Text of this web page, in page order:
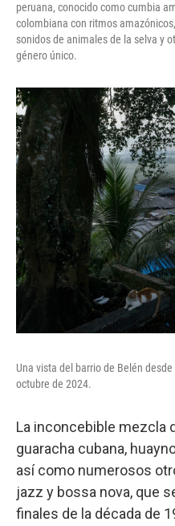
peruana, conocido como cumbia
colombiana con ritmos
sonidos de animales de la selva y
género único.
Una vista del barrio de Belén
octubre de 2024.
La inconcebible mezcla
guaracha cubana,
así como numerosos
jazz y bossa nova, que
finales de la década de